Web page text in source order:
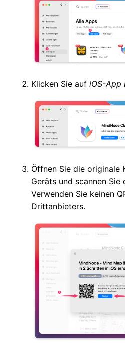
Klicken Sie aufiOS-App
Öffnen Sie die originale
Geräts und scannen Sie
Verwenden Sie keinen
Drittanbieters.